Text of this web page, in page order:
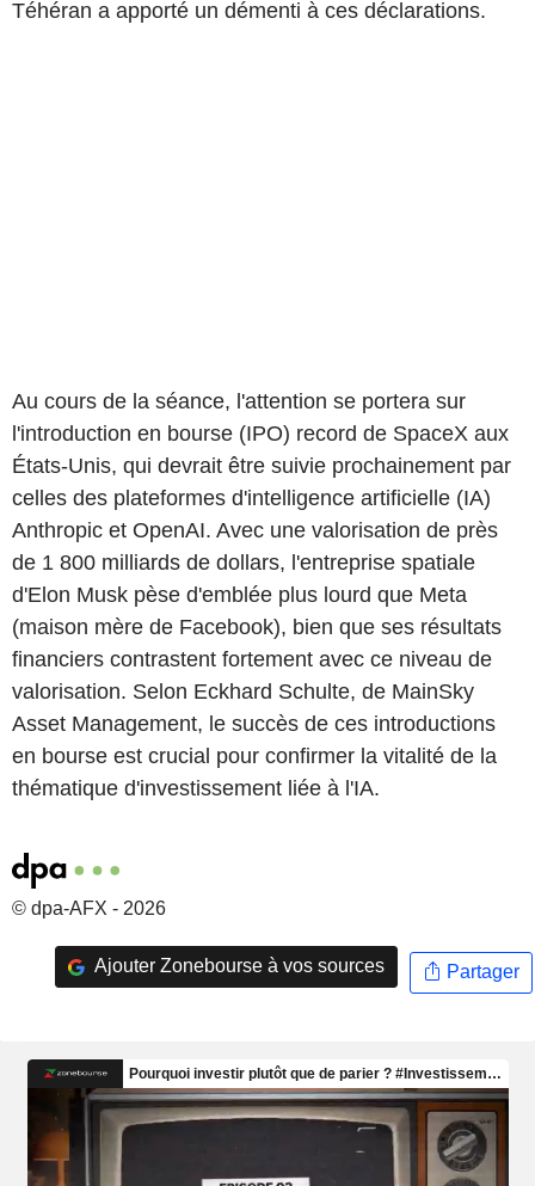
Téhéran a apporté un démenti à ces déclarations.
Au cours de la séance, l'attention se portera sur
l'introduction en bourse (IPO) record de SpaceX aux
États-Unis, qui devrait être suivie prochainement par
celles des plateformes d'intelligence artificielle (IA)
Anthropic et OpenAI. Avec une valorisation de près
de 1 800 milliards de dollars, l'entreprise spatiale
d'Elon Musk pèse d'emblée plus lourd que Meta
(maison mère de Facebook), bien que ses résultats
financiers contrastent fortement avec ce niveau de
valorisation. Selon Eckhard Schulte, de MainSky
Asset Management, le succès de ces introductions
en bourse est crucial pour confirmer la vitalité de la
thématique d'investissement liée à l'IA.
© dpa-AFX - 2026
Ajouter Zonebourse à vos sources Partager